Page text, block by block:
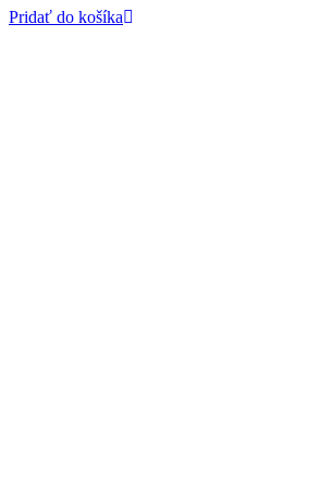
Pridať do košíka